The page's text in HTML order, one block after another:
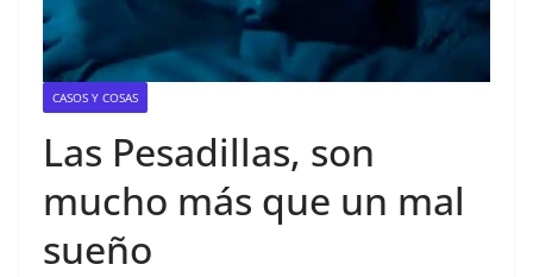
CASOS Y COSAS
Las Pesadillas, son
mucho más que un mal
sueño